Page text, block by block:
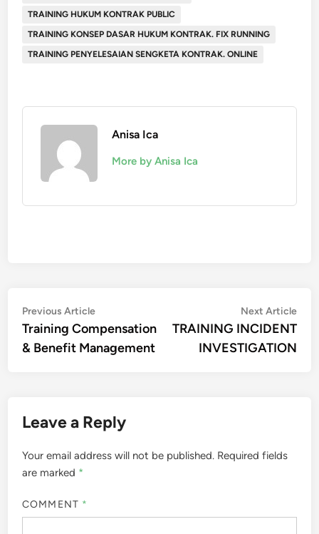
TRAINING HUKUM KONTRAK PUBLIC
TRAINING KONSEP DASAR HUKUM KONTRAK. FIX RUNNING
TRAINING PENYELESAIAN SENGKETA KONTRAK. ONLINE
Anisa Ica
More by Anisa Ica
Post
navigation
Previous ArticlePrevious
article:
Training Compensation
& Benefit Management
Next Article
TRAINING INCIDENT
INVESTIGATION
Leave a Reply
Your email address will not be published. Required fields
are marked *
COMMENT *